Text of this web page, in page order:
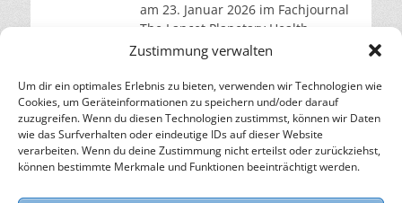
Zustimmung verwalten
Um dir ein optimales Erlebnis zu bieten, verwenden wir Technologien wie
Cookies, um Geräteinformationen zu speichern und/oder darauf
zuzugreifen. Wenn du diesen Technologien zustimmst, können wir Daten
wie das Surfverhalten oder eindeutige IDs auf dieser Website
verarbeiten. Wenn du deine Zustimmung nicht erteilst oder zurückziehst,
können bestimmte Merkmale und Funktionen beeinträchtigt werden.
am 23. Januar 2026 im Fachjournal
The Lancet Planetary Health,
analysierte 1.692 Nachbarschaften
von 2019 bis 2023. Ein Team der
Universityweiterlesen…
– Energie für die Zukunft –